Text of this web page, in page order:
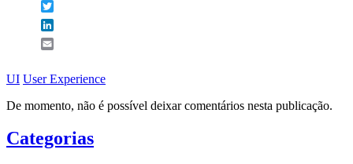
UI User Experience
De momento, não é possível deixar comentários nesta publicação.
Categorias